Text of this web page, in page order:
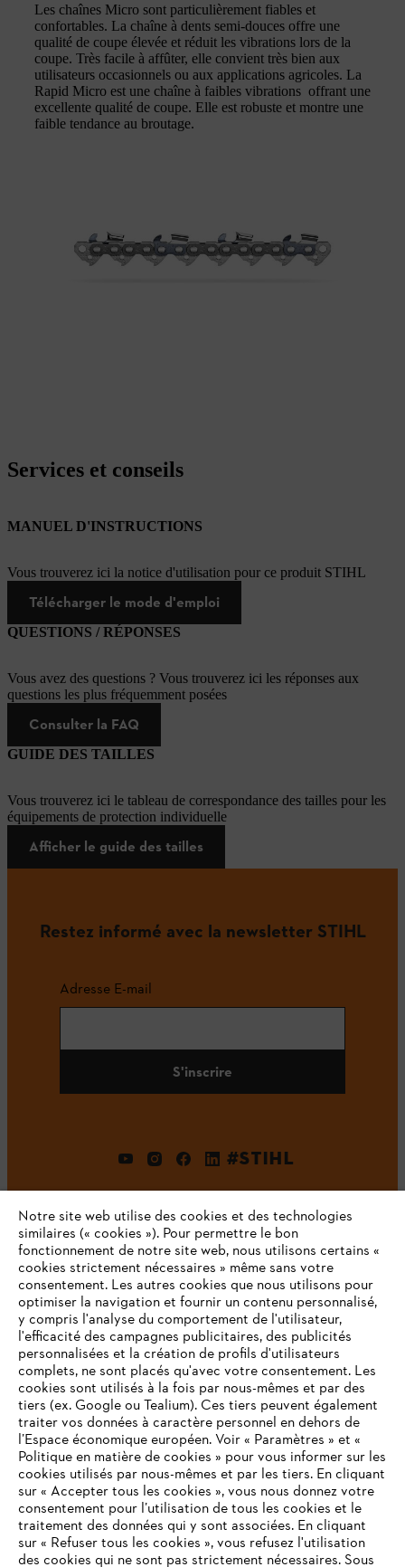
Les chaînes Micro sont particulièrement fiables et
confortables. La chaîne à dents semi-douces offre une
qualité de coupe élevée et réduit les vibrations lors de la
coupe. Très facile à affûter, elle convient très bien aux
utilisateurs occasionnels ou aux applications agricoles. La
Rapid Micro est une chaîne à faibles vibrations offrant une
excellente qualité de coupe. Elle est robuste et montre une
faible tendance au broutage.
Services et conseils
MANUEL D'INSTRUCTIONS
Vous trouverez ici la notice d'utilisation pour ce produit STIHL
Télécharger le mode d'emploi
QUESTIONS / RÉPONSES
Vous avez des questions ? Vous trouverez ici les réponses aux
questions les plus fréquemment posées
Consulter la FAQ
GUIDE DES TAILLES
Vous trouverez ici le tableau de correspondance des tailles pour les
équipements de protection individuelle
Afficher le guide des tailles
Restez informé avec la newsletter STIHL
Adresse E-mail
S'inscrire
#STIHL
L'Entreprise
STIHL FAQ
Contact
VOTRE NAVIGATEUR INTERNET
N'EST PLUS PRIS EN CHARGE
Notre site web utilise des cookies et des technologies
similaires (« cookies »). Pour permettre le bon
fonctionnement de notre site web, nous utilisons certains «
cookies strictement nécessaires » même sans votre
consentement. Les autres cookies que nous utilisons pour
optimiser la navigation et fournir un contenu personnalisé,
y compris l'analyse du comportement de l'utilisateur,
l'efficacité des campagnes publicitaires, des publicités
personnalisées et la création de profils d'utilisateurs
complets, ne sont placés qu'avec votre consentement. Les
cookies sont utilisés à la fois par nous-mêmes et par des
tiers (ex. Google ou Tealium). Ces tiers peuvent également
traiter vos données à caractère personnel en dehors de
l’Espace économique européen. Voir « Paramètres » et «
Politique en matière de cookies » pour vous informer sur les
cookies utilisés par nous-mêmes et par les tiers. En cliquant
sur « Accepter tous les cookies », vous nous donnez votre
consentement pour l’utilisation de tous les cookies et le
traitement des données qui y sont associées. En cliquant
sur « Refuser tous les cookies », vous refusez l'utilisation
des cookies qui ne sont pas strictement nécessaires. Sous